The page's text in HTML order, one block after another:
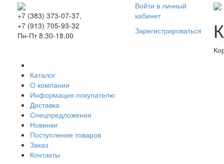
+7 (383) 373-07-37,
+7 (913) 705-93-32
Пн-Пт 8.30-18.00
Войти в личный
кабинет
Зарегистрироваться
Каталог
О компании
Информация покупателю
Доставка
Спецпредложения
Новинки
Поступление товаров
Заказ
Контакты